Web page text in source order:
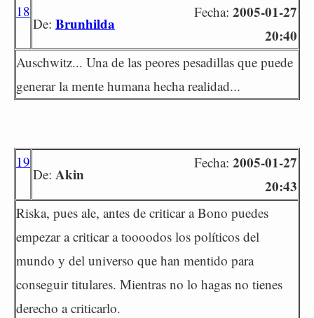
18
De: Brunhilda
Fecha: 2005-01-27
20:40
Auschwitz... Una de las peores pesadillas que puede
generar la mente humana hecha realidad...
19
De: Akin
Fecha: 2005-01-27
20:43
Riska, pues ale, antes de criticar a Bono puedes
empezar a criticar a toooodos los políticos del
mundo y del universo que han mentido para
conseguir titulares. Mientras no lo hagas no tienes
derecho a criticarlo.